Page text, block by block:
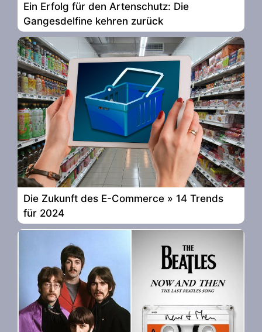
Ein Erfolg für den Artenschutz: Die
Gangesdelfine kehren zurück
Die Zukunft des E-Commerce » 14 Trends
für 2024